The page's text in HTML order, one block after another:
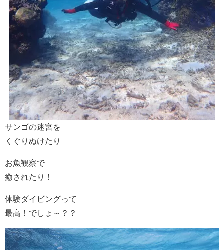
サンゴの迷宮を
くぐりぬけたり
お魚観察で
癒されたり！
体験ダイビングって
最高！でしょ～？？